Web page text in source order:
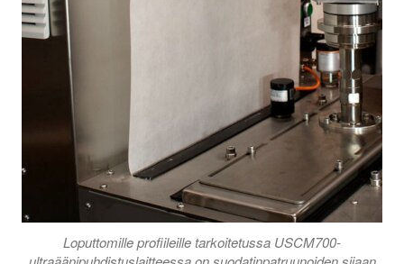
Loputtomille profiileille tarkoitetussa USCM700-